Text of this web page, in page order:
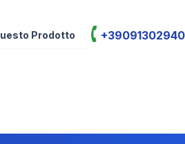
Prodotto +39091302940